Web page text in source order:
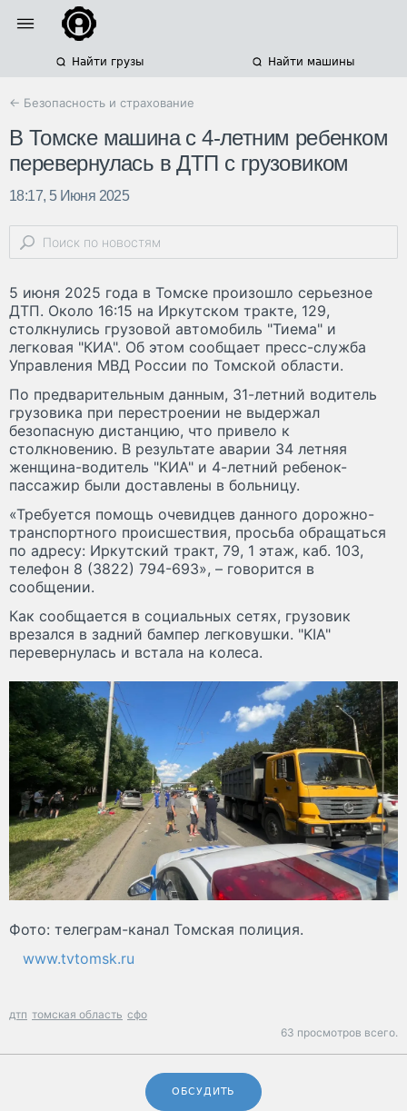
Найти грузы Найти машины
← Безопасность и страхование
В Томске машина с 4-летним ребенком
перевернулась в ДТП с грузовиком
18:17, 5 Июня 2025
5 июня 2025 года в Томске произошло серьезное
ДТП. Около 16:15 на Иркутском тракте, 129,
столкнулись грузовой автомобиль "Тиема" и
легковая "КИА". Об этом сообщает пресс-служба
Управления МВД России по Томской области.
По предварительным данным, 31-летний водитель
грузовика при перестроении не выдержал
безопасную дистанцию, что привело к
столкновению. В результате аварии 34 летняя
женщина-водитель "КИА" и 4-летний ребенок-
пассажир были доставлены в больницу.
«Требуется помощь очевидцев данного дорожно-
транспортного происшествия, просьба обращаться
по адресу: Иркутский тракт, 79, 1 этаж, каб. 103,
телефон 8 (3822) 794-693», – говорится в
сообщении.
Как сообщается в социальных сетях, грузовик
врезался в задний бампер легковушки. "KIA"
перевернулась и встала на колеса.
Фото: телеграм-канал Томская полиция.
www.tvtomsk.ru
дтп томская область сфо
63 просмотров всего.
ОБСУДИТЬ